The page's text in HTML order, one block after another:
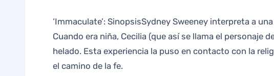
‘Immaculate’: SinopsisSydney Sweeney interpreta a
Cuando era niña, Cecilia (que así se llama el
helado. Esta experiencia la puso en contacto con la
el camino de la fe.